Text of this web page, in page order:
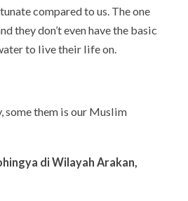
compared to us. The one
they don’t even have the basic
to live their life on.
some them is our Muslim
di Wilayah Arakan,